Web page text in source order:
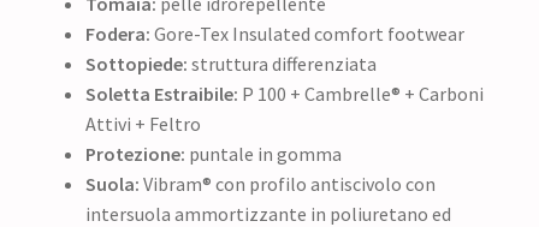
Fodera: Gore-Tex Insulated comfort footwear
Sottopiede: struttura differenziata
Soletta Estraibile: P 100 + Cambrelle® + Carboni
Attivi + Feltro
Protezione: puntale in gomma
Suola: Vibram® con profilo antiscivolo con
intersuola ammortizzante in poliuretano ed